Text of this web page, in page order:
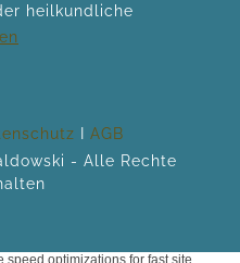
heilkundliche
AGB
- Alle Rechte